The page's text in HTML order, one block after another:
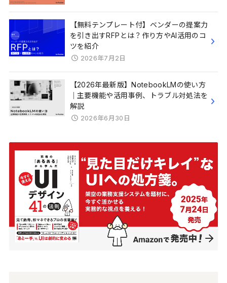
【無料テンプレート付】ベンダーの提案力
を引き出すRFPとは？作り方やAI活用のコ
ツを紹介
2026年7月2日
【2026年最新版】NotebookLMの使い方
｜主要機能や活用事例、トラブル対処法を
解説
2026年6月30日